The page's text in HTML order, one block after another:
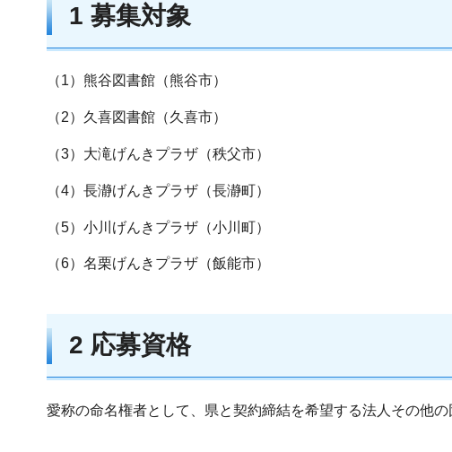
1 募集対象
（1）熊谷図書館（熊谷市）
（2）久喜図書館（久喜市）
（3）大滝げんきプラザ（秩父市）
（4）長瀞げんきプラザ（長瀞町）
（5）小川げんきプラザ（小川町）
（6）名栗げんきプラザ（飯能市）
2 応募資格
愛称の命名権者として、県と契約締結を希望する法人その他